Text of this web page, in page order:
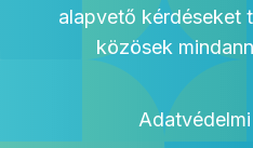
alapvető kérdéseket
közösek